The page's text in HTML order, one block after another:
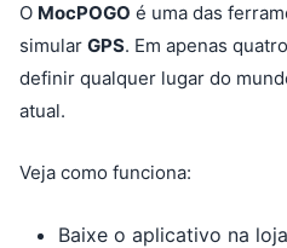
O MocPOGO é uma das
simular GPS. Em apenas
definir qualquer lugar do
atual.
Veja como funciona:
Baixe o aplicativo na